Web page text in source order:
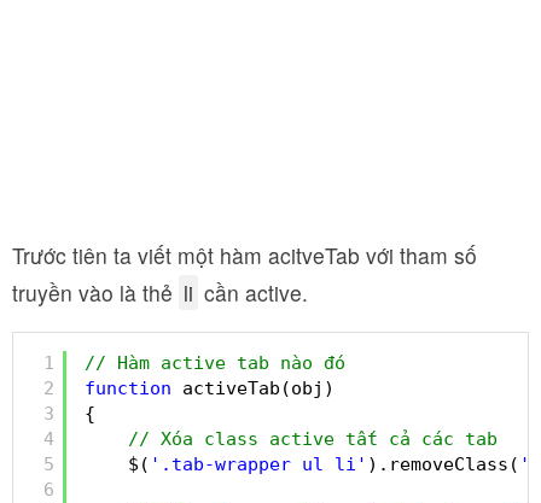
Trước tiên ta viết một hàm acitveTab với tham số
truyền vào là thẻ li cần active.
1
2
3
4
5
6
// Hàm active tab nào đó
function
activeTab(obj)
{
// Xóa class active tất cả các tab
$( '.tab-wrapper ul li' ).removeClass(